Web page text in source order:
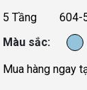
5 Tầng 604-
Màu sắc
Mua hàng ngay